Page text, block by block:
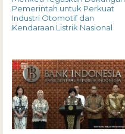
Pemerintah untuk Perkuat
Industri Otomotif dan
Kendaraan Listrik Nasional